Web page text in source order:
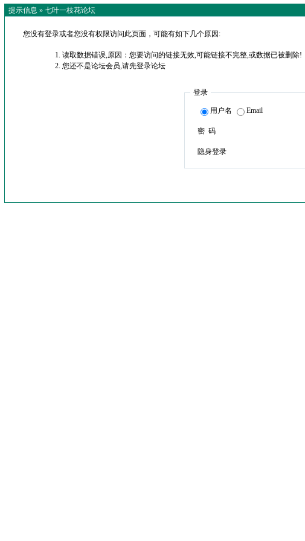
提示信息 » 七叶一枝花论坛
您没有登录或者您没有权限访问此页面，可能有如下几个原因:
读取数据错误,原因：您要访问的链接无效,可能链接不完整,或数据已被删除!
您还不是论坛会员,请先登录论坛
登录
用户名 Email
密 码
隐身登录